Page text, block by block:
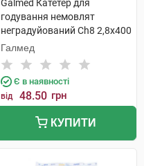
Galmed Катетер для
годування немовлят
неградуйований Ch8 2,8x400
мм 1 шт
Галмед
Є в наявності
від 48.50 грн
КУПИТИ